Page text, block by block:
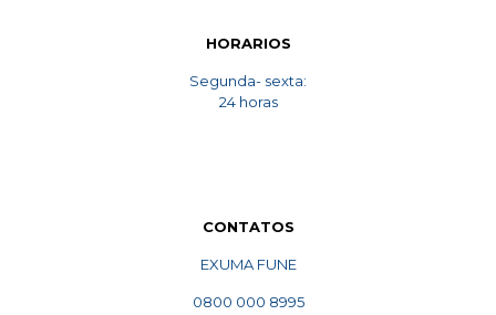
HORARIOS
Segunda- sexta:
24 horas
CONTATOS
EXUMA FUNE
0800 000 8995